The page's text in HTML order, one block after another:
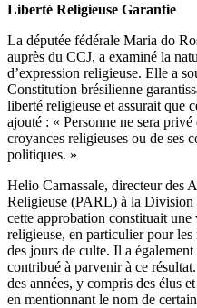
Liberté Religieuse Garantie
La députée fédérale Maria do
auprès du CCJ, a examiné la
d’expression religieuse. Elle a
Constitution brésilienne
liberté religieuse et assurait que
ajouté : « Personne ne sera privé
croyances religieuses ou de ses
politiques. »
Helio Carnassale, directeur des
Religieuse (PARL) à la Division
cette approbation constituait
religieuse, en particulier pour
des jours de culte. Il a
contribué à parvenir à ce
des années, y compris des élus
en mentionnant le nom de